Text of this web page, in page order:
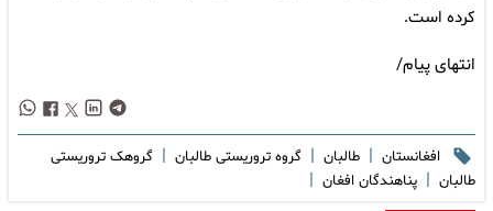
کرده است.
انتهای پیام/
افغانستان | طالبان | گروه تروریستی طالبان | گروهک تروریستی
طالبان | پناهندگان افغان |